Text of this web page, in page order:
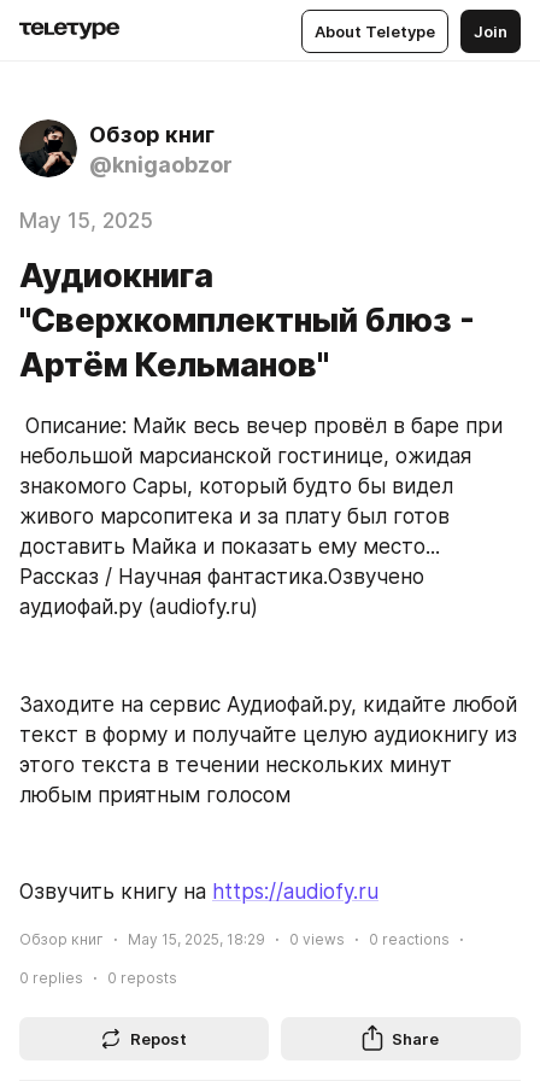
About Teletype Join
Обзор книг
@knigaobzor
May 15, 2025
Аудиокнига
"Сверхкомплектный блюз -
Артём Кельманов"
небольшой марсианской гостинице, ожидая
знакомого Сары, который будто бы видел
живого марсопитека и за плату был готов
доставить Майка и показать ему место...
Рассказ / Научная фантастика.Озвучено
аудиофай.ру (audiofy.ru)
Заходите на сервис Аудиофай.ру, кидайте любой
текст в форму и получайте целую аудиокнигу из
этого текста в течении нескольких минут
любым приятным голосом
Озвучить книгу на https://audiofy.ru
Обзор книг May 15, 2025, 18:29 0 views 0 reactions
0 replies 0 reposts
Repost Share